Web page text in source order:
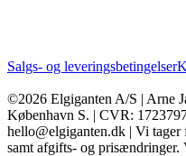
Salgs- og leveringsbetingelser
©2026 Elgiganten A/S | Arne
København S. | CVR:
hello@elgiganten.dk | Vi
samt afgifts- og